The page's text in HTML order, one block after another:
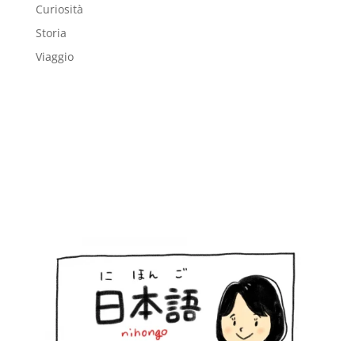
Curiosità
Storia
Viaggio